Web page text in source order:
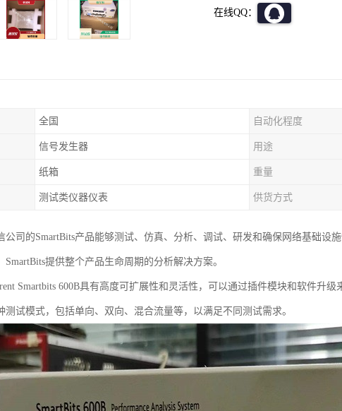
在线QQ：
全国 自动化程度
信号发生器 用途
纸箱 重量
测试类仪器仪表 供货方式
公司的SmartBits产品能够测试、仿真、分析、调试、研发和确保网络基础设
SmartBits提供整个产品生命周期的分析解决方案。
Smartbits 600B具有高度可扩展性和灵活性，可以通过插件模块和软件升
测试模式，包括单向、双向、混合流量等，以满足不同测试需求。